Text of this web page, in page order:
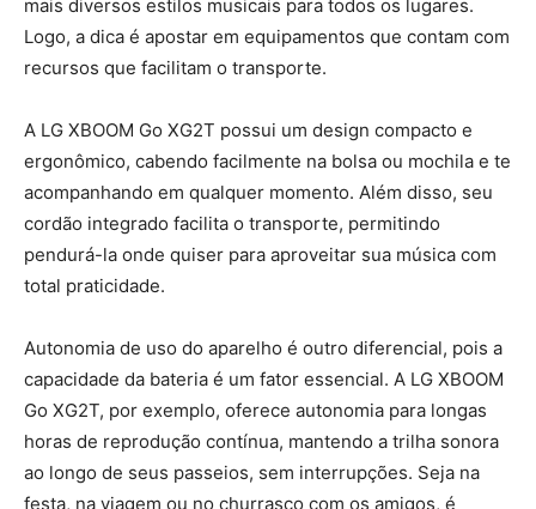
mais diversos estilos musicais para todos os lugares.
Logo, a dica é apostar em equipamentos que contam com
recursos que facilitam o transporte.
A LG XBOOM Go XG2T possui um design compacto e
ergonômico, cabendo facilmente na bolsa ou mochila e te
acompanhando em qualquer momento. Além disso, seu
cordão integrado facilita o transporte, permitindo
pendurá-la onde quiser para aproveitar sua música com
total praticidade.
Autonomia de uso do aparelho é outro diferencial, pois a
capacidade da bateria é um fator essencial. A LG XBOOM
Go XG2T, por exemplo, oferece autonomia para longas
horas de reprodução contínua, mantendo a trilha sonora
ao longo de seus passeios, sem interrupções. Seja na
festa, na viagem ou no churrasco com os amigos, é